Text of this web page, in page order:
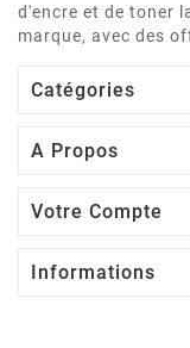
d'encre et de toner
marque, avec des
Catégories
A Propos
Votre Compte
Informations